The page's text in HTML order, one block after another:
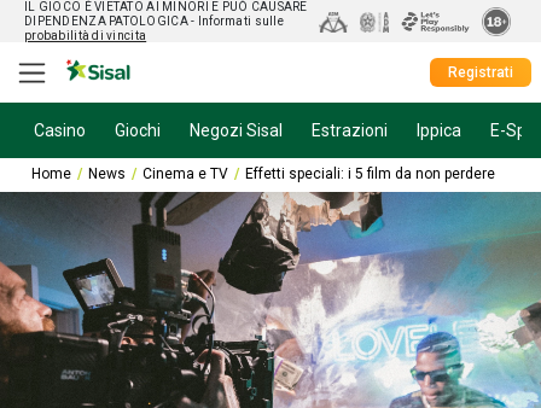
IL GIOCO È VIETATO AI MINORI E PUÒ CAUSARE
DIPENDENZA PATOLOGICA - Informati sulle
probabilità di vincita
Registrati
Casino Giochi Negozi Sisal Estrazioni Ippica E-
Home News Cinema e TV Effetti speciali: i 5 film da non perdere